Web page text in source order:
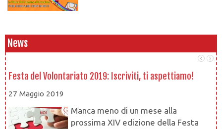
News
Festa del Volontariato 2019: Iscriviti, ti aspettiamo!
27 Maggio 2019
Manca meno di un mese alla
prossima XIV edizione della Festa